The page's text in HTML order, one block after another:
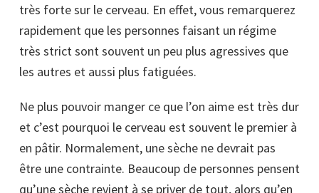
très forte sur le cerveau. En effet, vous remarquerez
rapidement que les personnes faisant un régime
très strict sont souvent un peu plus agressives que
les autres et aussi plus fatiguées.
Ne plus pouvoir manger ce que l’on aime est très dur
et c’est pourquoi le cerveau est souvent le premier à
en pâtir. Normalement, une sèche ne devrait pas
être une contrainte. Beaucoup de personnes pensent
qu’une sèche revient à se priver de tout, alors qu’en